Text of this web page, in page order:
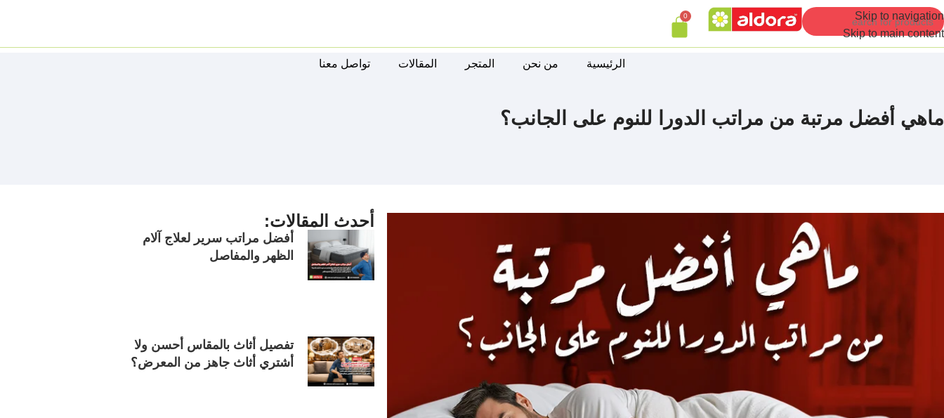
Skip to navigation
Skip to main content
0
الرئيسية من نحن المتجر المقالات تواصل معنا
ماهي أفضل مرتبة من مراتب الدورا للنوم على الجانب؟
أحدث المقالات:
أفضل مراتب سرير لعلاج آلام
الظهر والمفاصل
تفصيل أثاث بالمقاس أحسن ولا
أشتري أثاث جاهز من المعرض؟